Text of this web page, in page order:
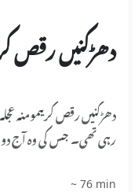
دھڑکنیں رقص
دھڑکنیں رقص کریںمومنہ
رہی تھی۔ جس کی وہ آج
~ 76 min